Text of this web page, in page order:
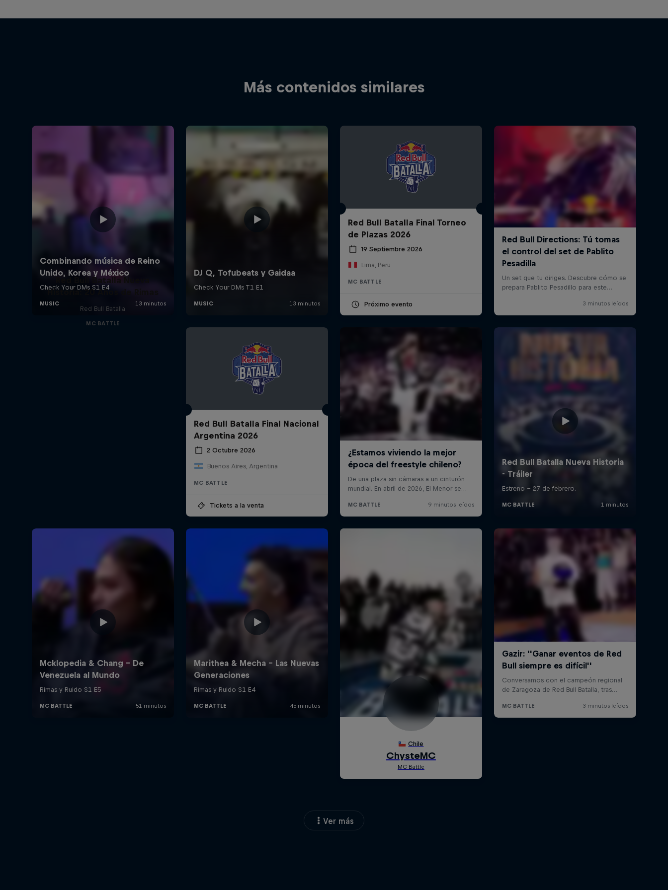
Más contenidos similares
Red Bull Batalla Final Torneo
de Plazas 2026
19 Septiembre 2026
Lima, Peru
MC BATTLE
Próximo evento
Red Bull Batalla Nueva
Historia: 20 Años de Rimas
Red Bull Batalla
MC BATTLE
Red Bull Batalla Final Nacional
Argentina 2026
2 Octubre 2026
Buenos Aires, Argentina
MC BATTLE
Tickets a la venta
Ver más